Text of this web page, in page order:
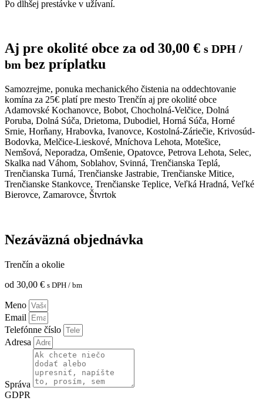
Po dlhšej prestávke v užívaní.
Aj pre okolité obce za od 30,00 € s DPH /
bm bez príplatku
Samozrejme, ponuka mechanického čistenia na oddechtovanie
komína za 25€ platí pre mesto Trenčín aj pre okolité obce
Adamovské Kochanovce, Bobot, Chocholná-Velčice, Dolná
Poruba, Dolná Súča, Drietoma, Dubodiel, Horná Súča, Horné
Srnie, Horňany, Hrabovka, Ivanovce, Kostolná-Záriečie, Krivosúd-
Bodovka, Melčice-Lieskové, Mníchova Lehota, Motešice,
Nemšová, Neporadza, Omšenie, Opatovce, Petrova Lehota, Selec,
Skalka nad Váhom, Soblahov, Svinná, Trenčianska Teplá,
Trenčianska Turná, Trenčianske Jastrabie, Trenčianske Mitice,
Trenčianske Stankovce, Trenčianske Teplice, Veľká Hradná, Veľké
Bierovce, Zamarovce, Štvrtok
Nezáväzná objednávka
Trenčín a okolie
od 30,00 € s DPH / bm
Meno
Email
Telefónne číslo
Adresa
Správa
GDPR